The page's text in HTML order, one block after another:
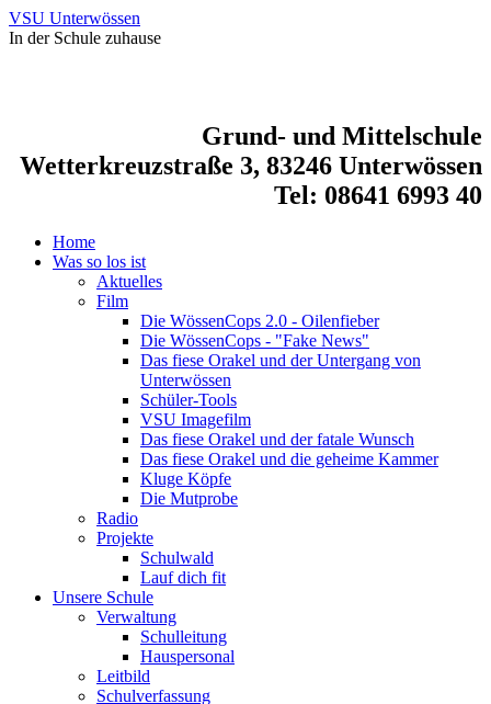
VSU Unterwössen
In der Schule zuhause
Grund- und Mittelschule
Wetterkreuzstraße 3, 83246 Unterwössen
Tel: 08641 6993 40
Home
Was so los ist
Aktuelles
Film
Die WössenCops 2.0 - Oilenfieber
Die WössenCops - "Fake News"
Das fiese Orakel und der Untergang von
Unterwössen
Schüler-Tools
VSU Imagefilm
Das fiese Orakel und der fatale Wunsch
Das fiese Orakel und die geheime Kammer
Kluge Köpfe
Die Mutprobe
Radio
Projekte
Schulwald
Lauf dich fit
Unsere Schule
Verwaltung
Schulleitung
Hauspersonal
Leitbild
Schulverfassung